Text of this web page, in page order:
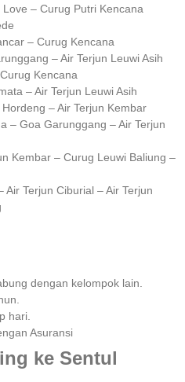
– Curug Putri Kencana
– Curug Kencana
– Air Terjun Leuwi Asih
Kencana
– Air Terjun Leuwi Asih
– Air Terjun Kembar
– Goa Garunggang – Air Terjun
Kembar – Curug Leuwi Baliung –
Terjun Ciburial – Air Terjun
dengan kelompok lain.
hari.⁣⁣
Asuransi
ke Sentul